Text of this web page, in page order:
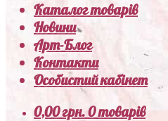
Каталог товарів
Новини
Арт-Блог
Контакти
Особистий кабінет
0,00грн.0 товарів